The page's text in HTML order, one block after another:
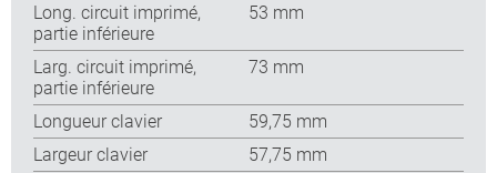
Long. circuit imprimé,
partie inférieure
53 mm
Larg. circuit imprimé,
partie inférieure
73 mm
Longueur clavier
59,75 mm
Largeur clavier
57,75 mm